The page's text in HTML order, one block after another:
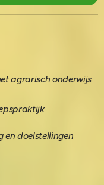
agrarisch onderwijs
en doelstellingen